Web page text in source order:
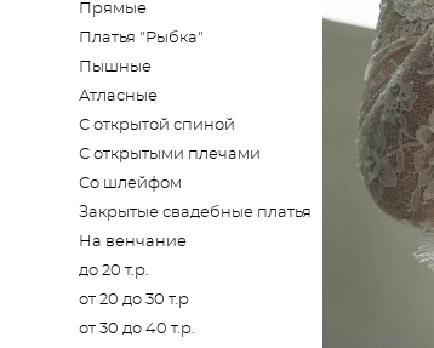
Прямые
Платья "Рыбка"
Пышные
Атласные
С открытой спиной
С открытыми плечами
Со шлейфом
Закрытые свадебные платья
На венчание
до 20 т.р.
от 20 до 30 т.р
от 30 до 40 т.р.